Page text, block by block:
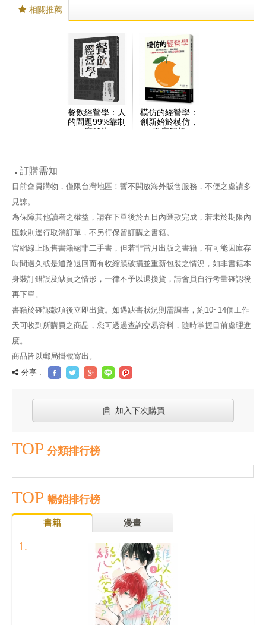
相關推薦
餐飲經營學：人
的問題99%靠制
度解決
模仿的經營學：
創新始於模仿，
徹底解析
等企業的成功模
訂購需知
目前會員購物，僅限台灣地區！暫不開放海外販售服務，不便之處請多
見諒。
為保障其他讀者之權益，請在下單後於五日內匯款完成，若未於期限內
匯款則逕行取消訂單，不另行保留訂購之書籍。
官網線上販售書籍絕非二手書，但若非當月出版之書籍，有可能因庫存
時間過久或是通路退回而有收縮膜破損並重新包裝之情況，如非書籍本
身裝訂錯誤及缺頁之情形，一律不予以退換貨，請會員自行考量確認後
再下單。
書籍於確認款項後立即出貨。如遇缺書狀況則需調書，約10~14個工作
天可收到所購買之商品，您可透過查詢交易資料，隨時掌握目前處理進
度。
商品皆以郵局掛號寄出。
分享 :
加入下次購買
TOP 分類排行榜
TOP 暢銷排行榜
書籍 漫畫